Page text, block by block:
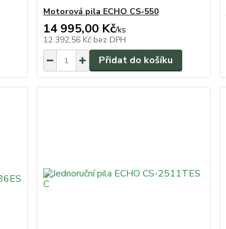
Motorová pila ECHO CS-550
14 995,00 Kč/ks
12 392,56 Kč bez DPH
Přidat do košíku